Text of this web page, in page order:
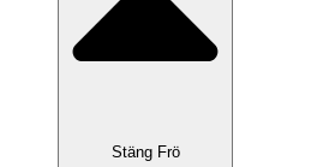
Stäng Frö